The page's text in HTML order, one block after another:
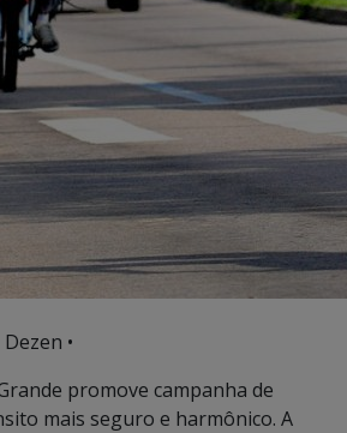
•
promove campanha de
mais seguro e harmônico. A